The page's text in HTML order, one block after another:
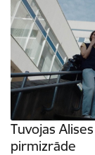
Tuvojas
pirmizrāde